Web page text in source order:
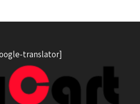
[google-translator]